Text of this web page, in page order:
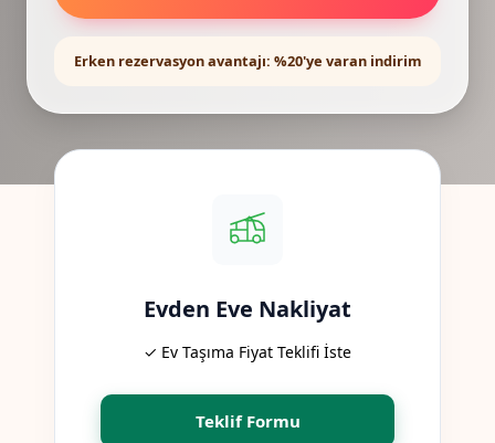
Erken rezervasyon avantajı: %20'ye varan indirim
Evden Eve Nakliyat
✓ Ev Taşıma Fiyat Teklifi İste
Teklif Formu